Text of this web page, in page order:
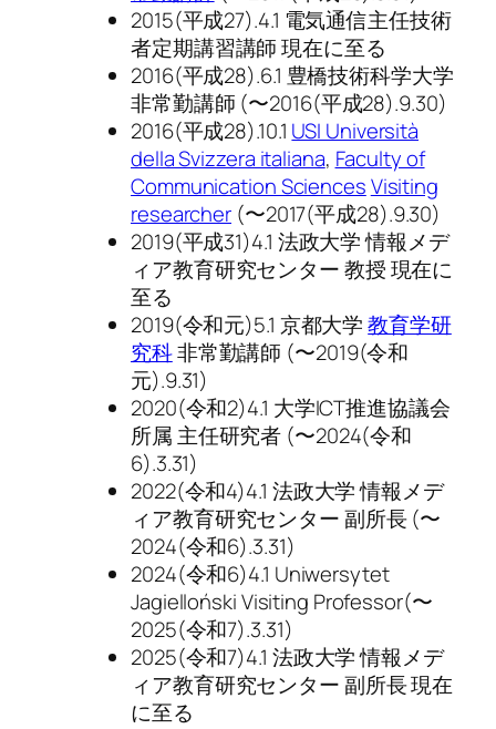
2015(平成27).4.1 電気通信主任技術
者定期講習講師 現在に至る
2016(平成28).6.1 豊橋技術科学大学
非常勤講師 (〜2016(平成28).9.30)
2016(平成28).10.1 USI Università
della Svizzera italiana, Faculty of
Communication SciencesVisiting
researcher (〜2017(平成28).9.30)
2019(平成31)4.1 法政大学 情報メデ
ィア教育研究センター 教授 現在に
至る
2019(令和元)5.1 京都大学教育学研
究科非常勤講師 (〜2019(令和
元).9.31)
2020(令和2)4.1 大学ICT推進協議会
所属 主任研究者 (〜2024(令和
6).3.31)
2022(令和4)4.1 法政大学 情報メデ
ィア教育研究センター 副所長 (〜
2024(令和6).3.31)
2024(令和6)4.1 Uniwersytet
Jagielloński Visiting Professor(〜
2025(令和7).3.31)
2025(令和7)4.1 法政大学 情報メデ
ィア教育研究センター 副所長 現在
に至る